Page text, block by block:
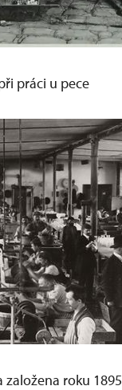
práci u pece
roku 1895